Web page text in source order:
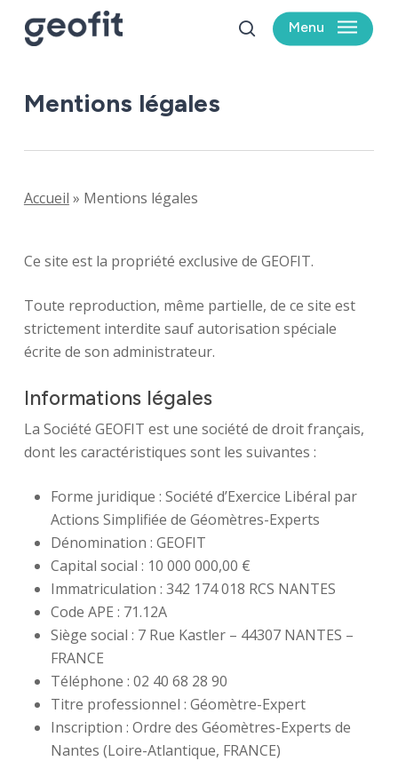
search
Menu
Mentions légales
Accueil » Mentions légales
Ce site est la propriété exclusive de GEOFIT.
Toute reproduction, même partielle, de ce site est
strictement interdite sauf autorisation spéciale
écrite de son administrateur.
Informations légales
La Société GEOFIT est une société de droit français,
dont les caractéristiques sont les suivantes :
Forme juridique : Société d’Exercice Libéral par
Actions Simplifiée de Géomètres-Experts
Dénomination : GEOFIT
Capital social : 10 000 000,00 €
Immatriculation : 342 174 018 RCS NANTES
Code APE : 71.12A
Siège social : 7 Rue Kastler – 44307 NANTES –
FRANCE
Téléphone : 02 40 68 28 90
Titre professionnel : Géomètre-Expert
Inscription : Ordre des Géomètres-Experts de
Nantes (Loire-Atlantique, FRANCE)